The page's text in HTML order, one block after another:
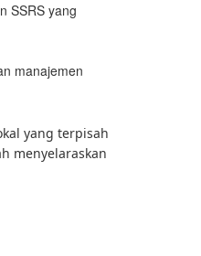
SSRS yang
manajemen
yang terpisah
menyelaraskan